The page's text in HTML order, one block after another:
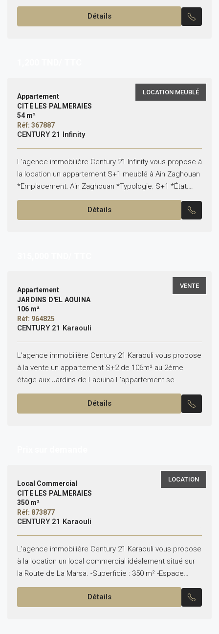
composé de: -Une salle de réunion avec kitchenette...
Détails
LOCATION MEUBLÉ
Appartement
CITÉ LES PALMERAIES
54 m²
Réf: 367887
CENTURY 21 Infinity
L’agence immobilière Century 21 Infinity vous propose à
la location un appartement S+1 meublé à Ain Zaghouan
*Emplacement: Ain Zaghouan *Typologie: S+1 *État:
Meublé Il est composé de: -Un salon -Une cuisine...
Détails
VENTE
Appartement
JARDINS D'EL AOUINA
106 m²
Réf: 964825
CENTURY 21 Karaouli
L’agence immobilière Century 21 Karaouli vous propose
à la vente un appartement S+2 de 106m² au 2éme
étage aux Jardins de Laouina L’appartement se
compose comme suit : -Un salon et une...
Détails
LOCATION
Local Commercial
CITÉ LES PALMERAIES
350 m²
Réf: 873877
CENTURY 21 Karaouli
L’agence immobilière Century 21 Karaouli vous propose
à la location un local commercial idéalement situé sur
la Route de La Marsa. -Superficie : 350 m² -Espace
moderne et modulable, idéal pour bureaux,...
Détails